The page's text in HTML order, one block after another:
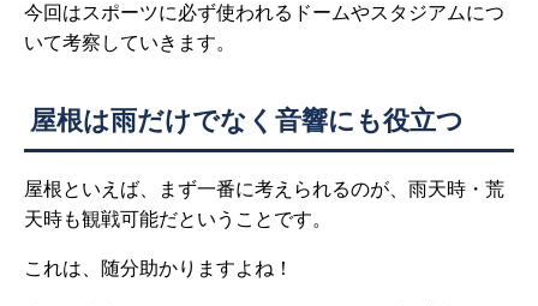
今回はスポーツに必ず使われるドームやスタジアムにつ
いて考察していきます。
屋根は雨だけでなく音響にも役立つ
屋根といえば、まず一番に考えられるのが、雨天時・荒
天時も観戦可能だということです。
これは、随分助かりますよね！